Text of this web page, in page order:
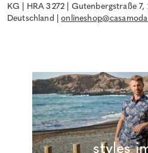
KG | HRA 3272 | Gutenbergstraße
Deutschland |
_styles